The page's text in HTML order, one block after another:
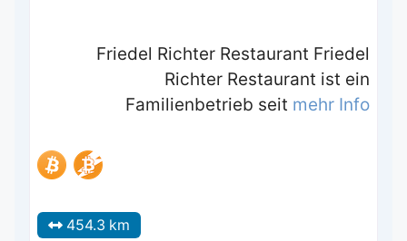
Friedel Richter Restaurant Friedel
Richter Restaurant ist ein
Familienbetrieb seit mehr Info
454.3 km